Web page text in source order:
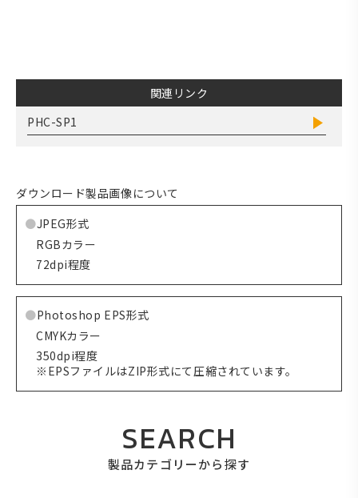
関連リンク
PHC-SP1
ダウンロード製品画像について
JPEG形式
RGBカラー
72dpi程度
Photoshop EPS形式
CMYKカラー
350dpi程度
※EPSファイルはZIP形式にて圧縮されています。
SEARCH
製品カテゴリーから探す